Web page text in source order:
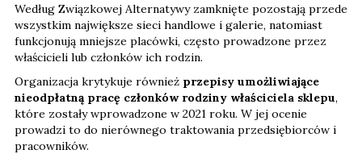
Według Związkowej Alternatywy zamknięte pozostają przede
wszystkim największe sieci handlowe i galerie, natomiast
funkcjonują mniejsze placówki, często prowadzone przez
właścicieli lub członków ich rodzin.
Organizacja krytykuje również przepisy umożliwiające
nieodpłatną pracę członków rodziny właściciela sklepu,
które zostały wprowadzone w 2021 roku. W jej ocenie
prowadzi to do nierównego traktowania przedsiębiorców i
pracowników.